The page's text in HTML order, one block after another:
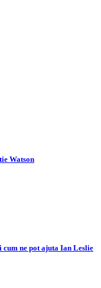
Watson
cum ne pot ajuta Ian Leslie